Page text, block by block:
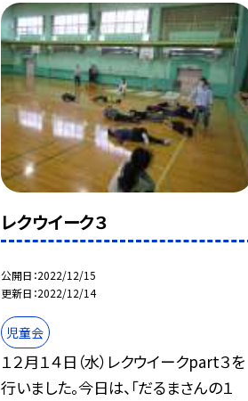
レクウイーク３
公開日 2022/12/15
更新日 2022/12/14
児童会
１２月１４日（水）レクウイークpart３を
行いました。今日は、「だるまさんの１